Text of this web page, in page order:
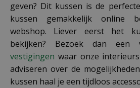
geven? Dit kussen is de
kussen gemakkelijk online
webshop. Liever eerst het
bekijken? Bezoek dan
vestigingen waar onze
adviseren over de
kussen haal je een tijdloos